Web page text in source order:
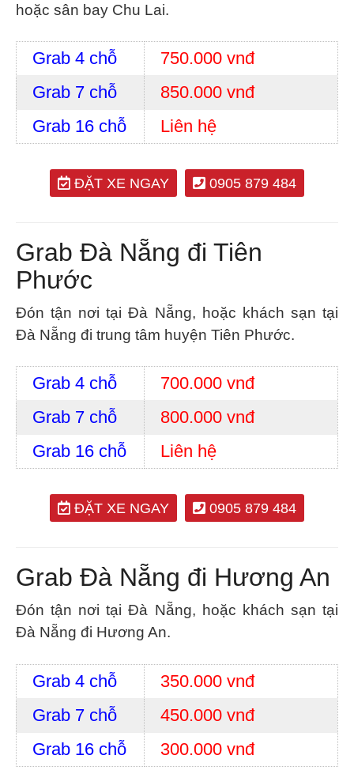
hoặc sân bay Chu Lai.
Grab 4 chỗ
750.000 vnđ
Grab 7 chỗ
850.000 vnđ
Grab 16 chỗ
Liên hệ
ĐẶT XE NGAY 0905 879 484
Grab Đà Nẵng đi Tiên
Phước
Đón tận nơi tại Đà Nẵng, hoặc khách sạn tại
Đà Nẵng đi trung tâm huyện Tiên Phước.
Grab 4 chỗ
700.000 vnđ
Grab 7 chỗ
800.000 vnđ
Grab 16 chỗ
Liên hệ
ĐẶT XE NGAY 0905 879 484
Grab Đà Nẵng đi Hương An
Đón tận nơi tại Đà Nẵng, hoặc khách sạn tại
Đà Nẵng đi Hương An.
Grab 4 chỗ
350.000 vnđ
Grab 7 chỗ
450.000 vnđ
Grab 16 chỗ
300.000 vnđ